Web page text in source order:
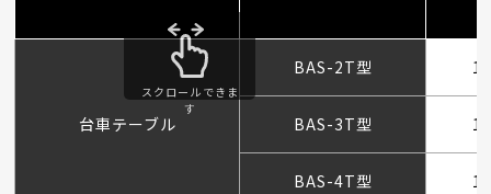
台車テーブル
BAS-2T型
BAS-3T型
BAS-4T型
スクロールできま
す